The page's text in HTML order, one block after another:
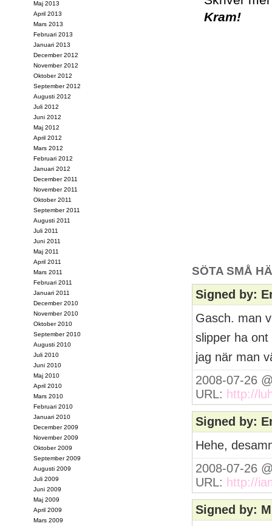
Kram!
SÖTA SMÅ
Signed by:
Gasch. man
slipper ha
jag när man
2008-07-26
URL: http://
Signed by:
Hehe,
2008-07-26
URL: http://
Signed by:
Maj 2013
April 2013
Mars 2013
Februari 2013
Januari 2013
December 2012
November 2012
Oktober 2012
September 2012
Augusti 2012
Juli 2012
Juni 2012
Maj 2012
April 2012
Mars 2012
Februari 2012
Januari 2012
December 2011
November 2011
Oktober 2011
September 2011
Augusti 2011
Juli 2011
Juni 2011
Maj 2011
April 2011
Mars 2011
Februari 2011
Januari 2011
December 2010
November 2010
Oktober 2010
September 2010
Augusti 2010
Juli 2010
Juni 2010
Maj 2010
April 2010
Mars 2010
Februari 2010
Januari 2010
December 2009
November 2009
Oktober 2009
September 2009
Augusti 2009
Juli 2009
Juni 2009
Maj 2009
April 2009
Mars 2009